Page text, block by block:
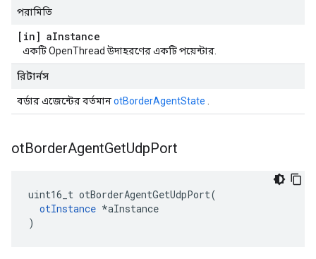
পরামিতি
[in] aInstance
একটি OpenThread উদাহরণের একটি পয়েন্টার.
রিটার্নস
বর্ডার এজেন্টের বর্তমানotBorderAgentState
otBorderAgentGetUdpPort
uint16_t otBorderAgentGetUdpPort(
otInstance *aInstance
)